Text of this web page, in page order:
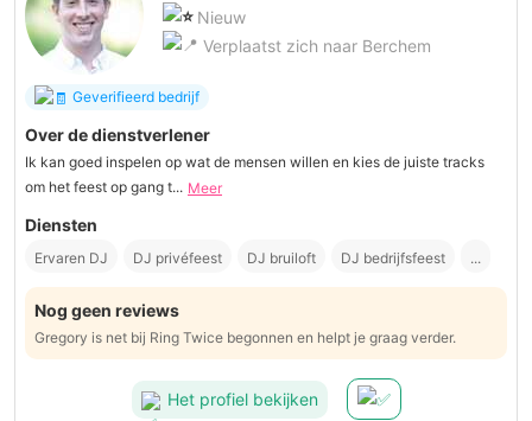
Nieuw
Verplaatst zich naar Berchem
Geverifieerd bedrijf
Over de dienstverlener
Ik kan goed inspelen op wat de mensen willen en kies de juiste tracks
om het feest op gang t... Meer
Diensten
Ervaren DJ DJ privéfeest DJ bruiloft DJ bedrijfsfeest ...
Nog geen reviews
Gregory is net bij Ring Twice begonnen en helpt je graag verder.
Het profiel bekijken